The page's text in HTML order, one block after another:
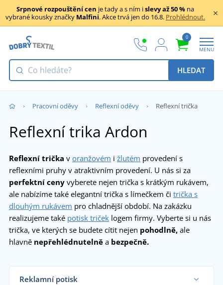
Srpnové rozpouštění cen je tady a s ním islevy až 50 % na
vybrané kousky značky Malfini. Akce trvá jen do 16.8. Prohlédnout.
0
MENU
HLEDAT
Pracovní oděvy Reflexní oděvy Reflexní trička
Reflexní trika Ardon
Reflexní trička v oranžovém i žlutém provedení s
reflexními pruhy v atraktivním provedení. U nás si za
perfektní ceny vyberete nejen trička s krátkým rukávem,
ale nabízíme také elegantní trička s límečkem či trička s
dlouhým rukávem pro chladnější období. Na zakázku
realizujeme také potisk triček logem firmy. Vyberte si u nás
trička, ve kterých se budete cítit nejen pohodlně, ale
hlavně nepřehlédnutelně a bezpečně.
Reklamní potisk